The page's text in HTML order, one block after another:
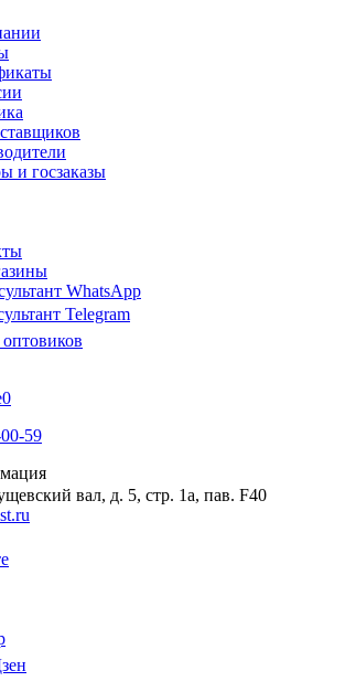
и госзаказы
WhatsApp
Telegram
0
59
вал, д. 5, стр. 1а, пав. F40